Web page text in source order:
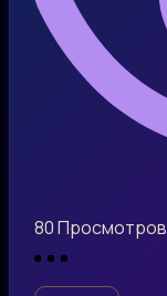
80Просмотров